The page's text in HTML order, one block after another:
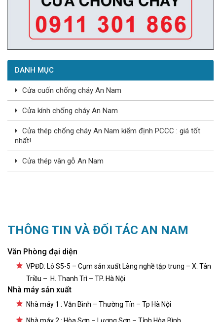
DANH MỤC
Cửa cuốn chống cháy An Nam
Cửa kính chống cháy An Nam
Cửa thép chống cháy An Nam kiểm định PCCC : giá tốt
nhất!
Cửa thép vân gỗ An Nam
THÔNG TIN VÀ ĐỐI TÁC AN NAM
Văn Phòng đại diện
VPĐD: Lô S5-5 – Cụm sản xuất Làng nghề tập trung – X. Tân
Triều – H. Thanh Trì – TP. Hà Nội
Nhà máy sản xuất
Nhà máy 1 : Văn Bình – Thường Tín – Tp Hà Nội
Nhà máy 2 : Hòa Sơn – Lương Sơn – Tỉnh Hòa Bình